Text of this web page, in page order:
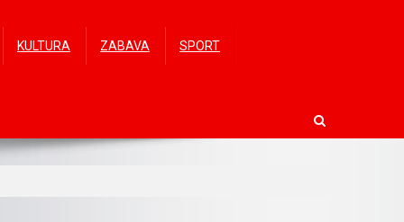
KULTURA ZABAVA SPORT